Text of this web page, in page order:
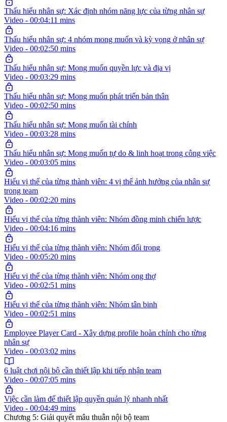
Thấu hiểu nhân sự: Xác định nhóm năng lực của từng nhân sự
Video - 00:04:11 mins
Thấu hiểu nhân sự: 4 nhóm mong muốn và kỳ vọng ở nhân sự
Video - 00:02:50 mins
Thấu hiểu nhân sự: Mong muốn quyền lực và địa vị
Video - 00:03:29 mins
Thấu hiểu nhân sự: Mong muốn phát triển bản thân
Video - 00:02:50 mins
Thấu hiểu nhân sự: Mong muốn tài chính
Video - 00:03:28 mins
Thấu hiểu nhân sự: Mong muốn tự do & linh hoạt trong công việc
Video - 00:03:05 mins
Hiểu vị thế của từng thành viên: 4 vị thế ảnh hưởng của nhân sự
trong team
Video - 00:02:20 mins
Hiểu vị thế của từng thành viên: Nhóm đồng minh chiến lược
Video - 00:04:16 mins
Hiểu vị thế của từng thành viên: Nhóm đối trọng
Video - 00:05:20 mins
Hiểu vị thế của từng thành viên: Nhóm ong thợ
Video - 00:02:51 mins
Hiểu vị thế của từng thành viên: Nhóm tân binh
Video - 00:02:51 mins
Employee Player Card - Xây dựng profile hoàn chỉnh cho từng
nhân sự
Video - 00:03:02 mins
6 luật chơi nội bộ cần thiết lập khi tiếp nhận team
Video - 00:07:05 mins
Việc cần làm để thiết lập quyền quản lý nhanh nhất
Video - 00:04:49 mins
Chương 5: Giải quyết mâu thuẫn nội bộ team